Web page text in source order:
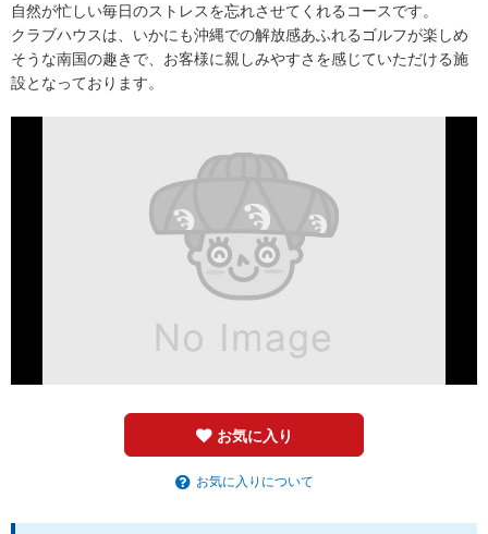
自然が忙しい毎日のストレスを忘れさせてくれるコースです。
クラブハウスは、いかにも沖縄での解放感あふれるゴルフが楽しめ
そうな南国の趣きで、お客様に親しみやすさを感じていただける施
設となっております。
お気に入り
お気に入りについて